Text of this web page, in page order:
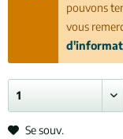
pouvons
vous
Se souv.